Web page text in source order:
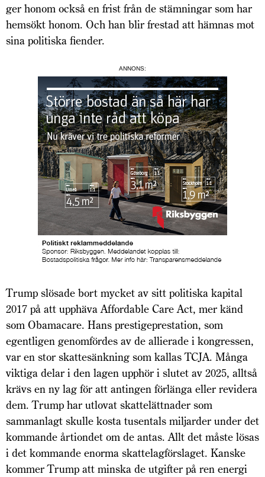
ger honom också en frist från de stämningar som har
hemsökt honom. Och han blir frestad att hämnas mot
sina politiska fiender.
ANNONS:
Trump slösade bort mycket av sitt politiska kapital
2017 på att upphäva Affordable Care Act, mer känd
som Obamacare. Hans prestigeprestation, som
egentligen genomfördes av de allierade i kongressen,
var en stor skattesänkning som kallas TCJA. Många
viktiga delar i den lagen upphör i slutet av 2025, alltså
krävs en ny lag för att antingen förlänga eller revidera
dem. Trump har utlovat skattelättnader som
sammanlagt skulle kosta tusentals miljarder under det
kommande årtiondet om de antas. Allt det måste lösas
i det kommande enorma skattelagförslaget. Kanske
kommer Trump att minska de utgifter på ren energi